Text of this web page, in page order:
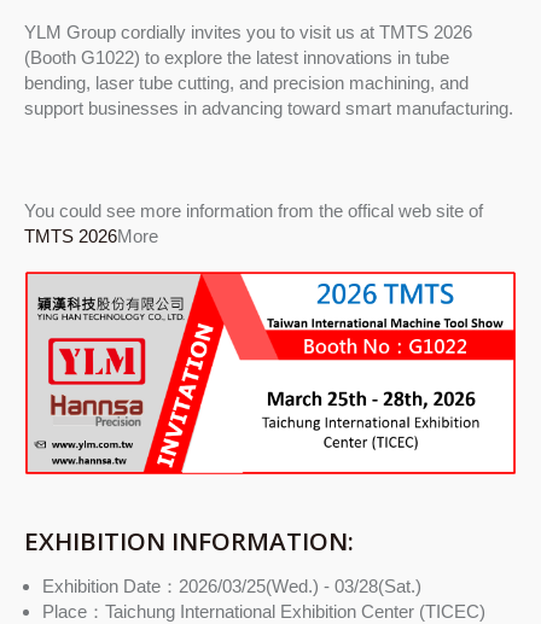
YLM Group cordially invites you to visit us at TMTS 2026
(Booth G1022) to explore the latest innovations in tube
bending, laser tube cutting, and precision machining, and
support businesses in advancing toward smart manufacturing.
You could see more information from the offical web site of
TMTS 2026More
EXHIBITION INFORMATION:
Exhibition Date：2026/03/25(Wed.) - 03/28(Sat.)
Place：Taichung International Exhibition Center (TICEC)